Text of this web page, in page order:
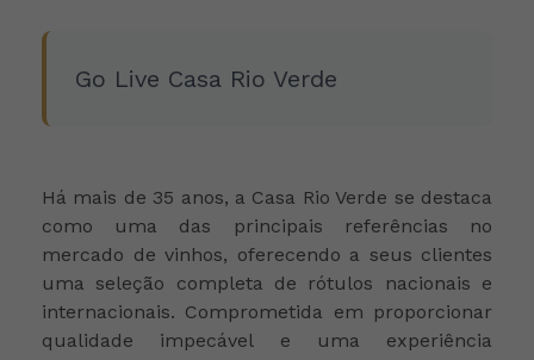
Go Live Casa Rio Verde
Há mais de 35 anos, a Casa Rio Verde se destaca
como uma das principais referências no
mercado de vinhos, oferecendo a seus clientes
uma seleção completa de rótulos nacionais e
internacionais. Comprometida em proporcionar
qualidade impecável e uma experiência